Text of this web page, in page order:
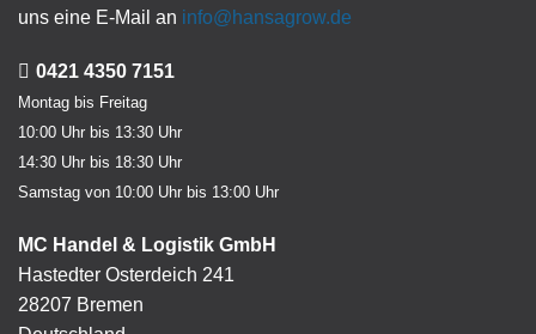
uns eine E-Mail an info@hansagrow.de
0421 4350 7151
Montag bis Freitag
10:00 Uhr bis 13:30 Uhr
14:30 Uhr bis 18:30 Uhr
Samstag von 10:00 Uhr bis 13:00 Uhr
MC Handel & Logistik GmbH
Hastedter Osterdeich 241
28207 Bremen